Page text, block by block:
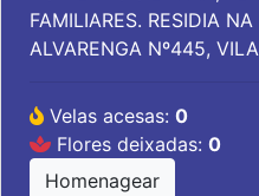
FAMILIARES. RESIDIA
ALVARENGA Nº445,
Velas acesas: 0
Flores deixadas: 0
Homenagear